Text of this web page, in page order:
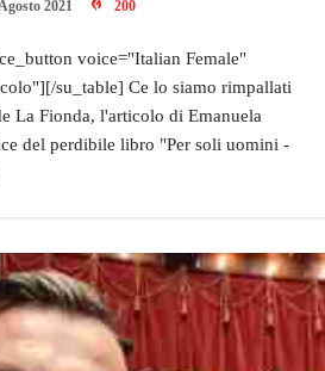
2021 200
voice="Italian Female"
su_table] Ce lo siamo rimpallati
La Fionda, l'articolo di Emanuela
del perdibile libro "Per soli uomini -